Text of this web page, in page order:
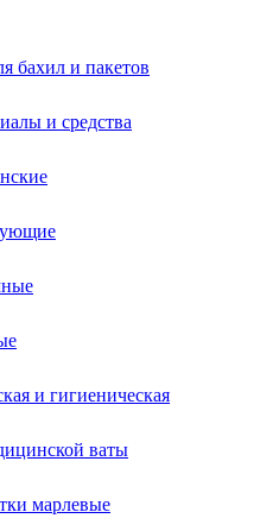
бахил и пакетов
и средства
и гигиеническая
ваты
марлевые